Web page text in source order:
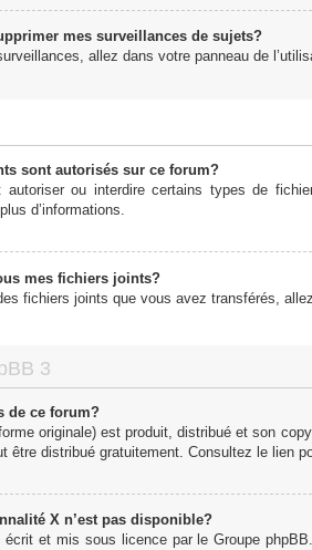
mes surveillances de sujets?
allez dans votre panneau de
sont autorisés sur ce forum?
autoriser ou interdire certains types de
d’informations.
mes fichiers joints?
fichiers joints que vous avez transférés,
3
de ce forum?
originale) est produit, distribué et son
être distribué gratuitement. Consultez le lien
X n’est pas disponible?
écrit et mis sous licence par le Groupe